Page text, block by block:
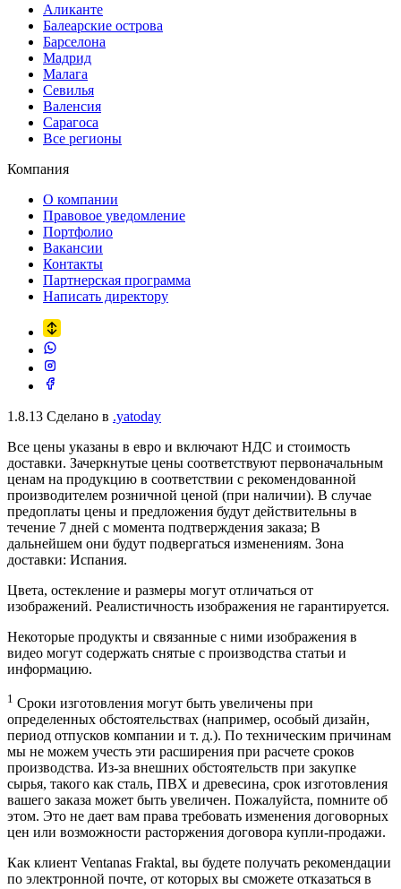
Аликанте
Балеарские острова
Барселона
Мадрид
Малага
Севилья
Валенсия
Сарагоса
Все регионы
Компания
О компании
Правовое уведомление
Портфолио
Вакансии
Контакты
Партнерская программа
Написать директору
1.8.13 Сделано в .yatoday
Все цены указаны в евро и включают НДС и стоимость
доставки. Зачеркнутые цены соответствуют первоначальным
ценам на продукцию в соответствии с рекомендованной
производителем розничной ценой (при наличии). В случае
предоплаты цены и предложения будут действительны в
течение 7 дней с момента подтверждения заказа; В
дальнейшем они будут подвергаться изменениям. Зона
доставки: Испания.
Цвета, остекление и размеры могут отличаться от
изображений. Реалистичность изображения не гарантируется.
Некоторые продукты и связанные с ними изображения в
видео могут содержать снятые с производства статьи и
информацию.
1 Сроки изготовления могут быть увеличены при
определенных обстоятельствах (например, особый дизайн,
период отпусков компании и т. д.). По техническим причинам
мы не можем учесть эти расширения при расчете сроков
производства. Из-за внешних обстоятельств при закупке
сырья, такого как сталь, ПВХ и древесина, срок изготовления
вашего заказа может быть увеличен. Пожалуйста, помните об
этом. Это не дает вам права требовать изменения договорных
цен или возможности расторжения договора купли-продажи.
Как клиент Ventanas Fraktal, вы будете получать рекомендации
по электронной почте, от которых вы сможете отказаться в